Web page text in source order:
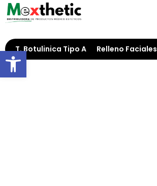
Open toolbar
T. Botulinica Tipo A Relleno Faciales